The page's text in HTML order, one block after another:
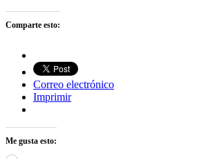
Comparte esto:
Correo electrónico
Imprimir
Me gusta esto: